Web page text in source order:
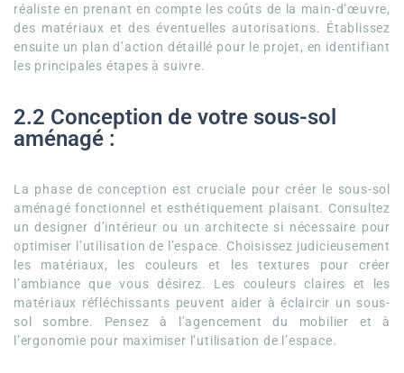
réaliste en prenant en compte les coûts de la main-d’œuvre,
des matériaux et des éventuelles autorisations. Établissez
ensuite un plan d’action détaillé pour le projet, en identifiant
les principales étapes à suivre.
2.2 Conception de votre sous-sol
aménagé :
La phase de conception est cruciale pour créer le sous-sol
aménagé fonctionnel et esthétiquement plaisant. Consultez
un designer d’intérieur ou un architecte si nécessaire pour
optimiser l’utilisation de l’espace. Choisissez judicieusement
les matériaux, les couleurs et les textures pour créer
l’ambiance que vous désirez. Les couleurs claires et les
matériaux réfléchissants peuvent aider à éclaircir un sous-
sol sombre. Pensez à l’agencement du mobilier et à
l’ergonomie pour maximiser l’utilisation de l’espace.